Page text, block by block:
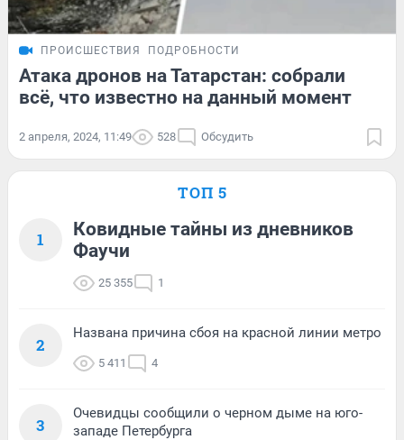
ПРОИСШЕСТВИЯ ПОДРОБНОСТИ
Атака дронов на Татарстан: собрали
всё, что известно на данный момент
2 апреля, 2024, 11:49 528 Обсудить
ТОП 5
1
Ковидные тайны из дневников
Фаучи
25 355 1
2
Названа причина сбоя на красной линии метро
5 411 4
3
Очевидцы сообщили о черном дыме на юго-
западе Петербурга